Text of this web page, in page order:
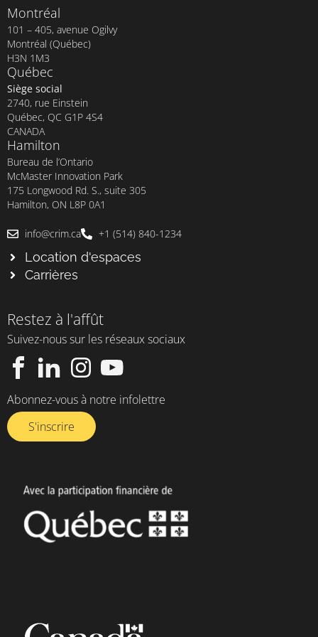
Montréal
101 – 405, avenue Ogilvy
Montréal (Québec)
H3N 1M3
Québec
Siège social
2740, rue Einstein
Québec, QC G1P 4S4
CANADA
Hamilton
Bureau de l’Ontario
McMaster Innovation Park
175 Longwood Rd. S., suite 305
Hamilton, ON L8P 0A1
info@crim.ca +1 (514) 840-1234
Location d'espaces
Carrières
Restez à l'affût
Suivez-nous sur les réseaux sociaux
Abonnez-vous à notre infolettre​
S'inscrire